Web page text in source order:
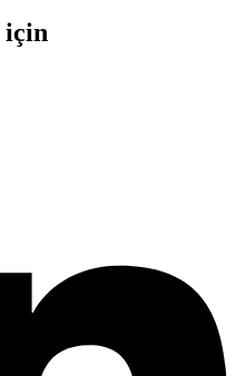
için